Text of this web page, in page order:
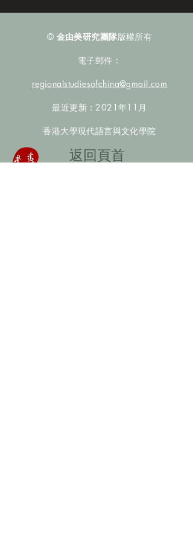
© 金由美研究團隊版權所有
電子郵件：
regionalstudiesofchina@gmail.com
最近更新：2021年11月
香港大學現代語言與文化學院
​返回頁首